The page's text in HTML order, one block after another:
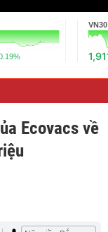
VN30
Ecovacs về